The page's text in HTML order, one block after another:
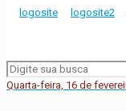
Quarta-feira, 16 de